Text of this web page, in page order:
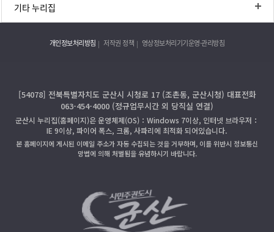
기타 누리집
개인정보처리방침 저작권 정책 영상정보처리기기운영·관리방침
[54078] 전북특별자치도 군산시 시청로 17 (조촌동, 군산시청) 대표전화
063-454-4000 (정규업무시간 외 당직실 연결)
군산시 누리집(홈페이지)은 운영체제(OS)：Windows 7이상, 인터넷 브라우저：
IE 9이상, 파이어 폭스, 크롬, 사파리에 최적화 되어있습니다.
본 홈페이지에 게시된 이메일 주소가 자동 수집되는 것을 거부하며, 이를 위반시 정보통신
망법에 의해 처벌됨을 유념하시기 바랍니다.